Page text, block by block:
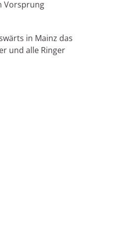
Vorsprung
in Mainz das
und alle Ringer